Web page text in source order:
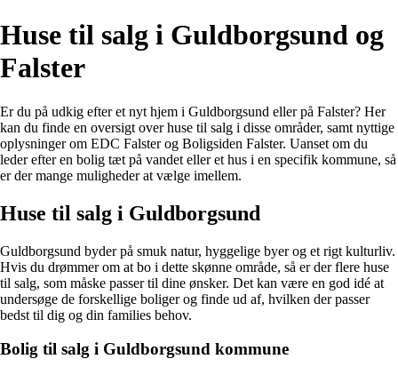
Huse til salg i Guldborgsund og
Falster
Er du på udkig efter et nyt hjem i Guldborgsund eller på Falster? Her
kan du finde en oversigt over huse til salg i disse områder, samt nyttige
oplysninger om EDC Falster og Boligsiden Falster. Uanset om du
leder efter en bolig tæt på vandet eller et hus i en specifik kommune, så
er der mange muligheder at vælge imellem.
Huse til salg i Guldborgsund
Guldborgsund byder på smuk natur, hyggelige byer og et rigt kulturliv.
Hvis du drømmer om at bo i dette skønne område, så er der flere huse
til salg, som måske passer til dine ønsker. Det kan være en god idé at
undersøge de forskellige boliger og finde ud af, hvilken der passer
bedst til dig og din families behov.
Bolig til salg i Guldborgsund kommune